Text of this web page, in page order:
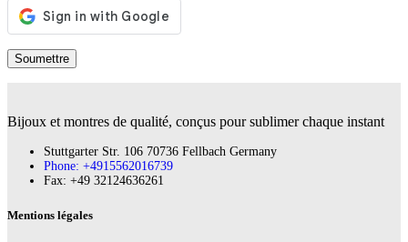
Bijoux et montres de qualité, conçus pour sublimer chaque instant
Stuttgarter Str. 106 70736 Fellbach Germany
Phone: +4915562016739
Fax:‪ +49 32124636261
Mentions légales